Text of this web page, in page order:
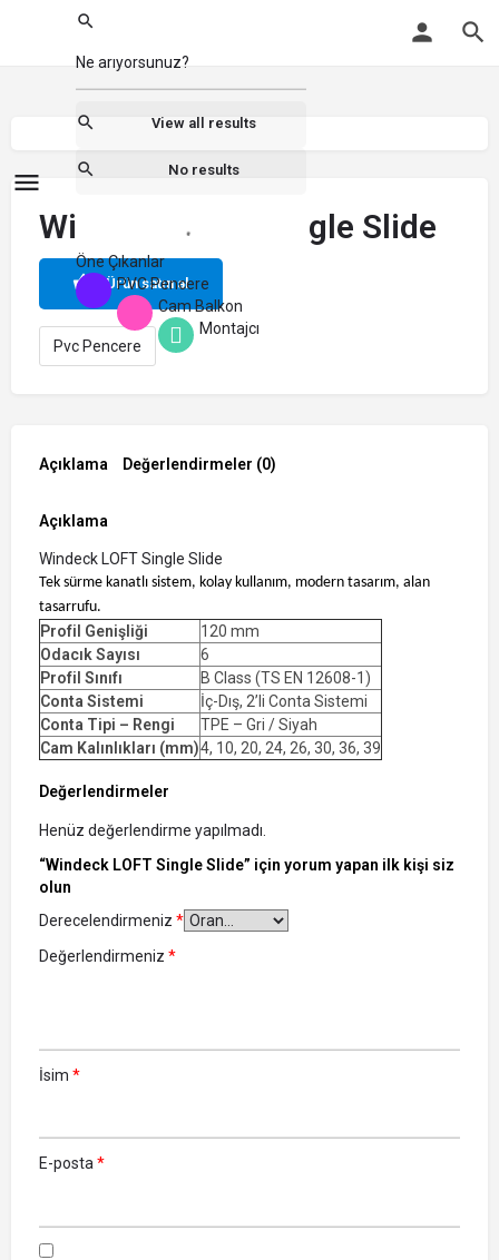
View all results
No results
Öne Çıkanlar
PVC Pencere
Cam Balkon
Montajcı
Windeck LOFT Single Slide
Ürün satın al
Pvc Pencere
Açıklama Değerlendirmeler (0)
Açıklama
Windeck LOFT Single Slide
Tek sürme kanatlı sistem, kolay kullanım, modern tasarım, alan
tasarrufu.
Profil Genişliği
120 mm
Odacık Sayısı
6
Profil Sınıfı
B Class (TS EN 12608-1)
Conta Sistemi
İç-Dış, 2’li Conta Sistemi
Conta Tipi – Rengi
TPE – Gri / Siyah
Cam Kalınlıkları (mm)4, 10, 20, 24, 26, 30, 36, 39
Değerlendirmeler
Henüz değerlendirme yapılmadı.
“Windeck LOFT Single Slide” için yorum yapan ilk kişi siz
olun
Derecelendirmeniz *
Değerlendirmeniz *
İsim *
E-posta *